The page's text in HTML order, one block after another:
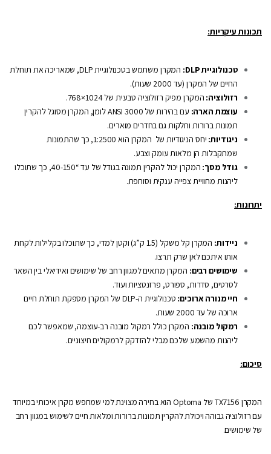
תכונות עיקריות:
טכנולוגיית DLP:
המקרן משתמש בטכנולוגיית DLP, שמאריכה את תוחלת
החיים של המקרן (עד 2000 שעות).
רזולוציה: המקרן מפיק רזולוציה טבעית של 1024×768.
עוצמת הארה:
עם בהירות של 3000 ANSI לומן, המקרן מסוגל להקרין
תמונות ברורות וחלקות גם בחדרים מוארים.
ניגודיות:
יחס הניגודיות של המקרן הוא 1:2500, כך שהתמונות
שמתקבלות הן מלאות עומק וצבע.
גודל מסך:
המקרן יכול להקרין תמונה בגודל של עד “40-150, כך שתוכלו
ליהנות מחוויית צפייה ענקית וסוחפת.
יתרונות:
ניידות:
המקרן קל משקל (1.5 ק”ג) וקטן למדי, כך שתוכלו בקלילות לקחת
אותו איתכם לאן שרק תרצו.
שימושים רבים: המקרן מתאים למגוון רחב של שימושים ואידיאלי בין השאר
לסרטים, סדרות, ספורט, פרזנטציות ועוד.
חיי מנורה ארוכים:
טכנולוגיית ה-DLP של המקרן מספקת תוחלת חיים
ארוכה של עד 2000 שעות.
רמקול מובנה: המקרן כולל רמקול מובנה רב-עוצמה, שמאפשר לכם
ליהנות מהשמע שלכם מבלי להזדקק לרמקולים חיצוניים.
סיכום:
המקרן TX7156 של Optoma הוא בחירה מצוינת למי שמחפש מקרן איכותי במיוחד
עם רזולוציה גבוהה ויכולת להקרין תמונות ברורות ומלאות חיים לשימוש במגוון רחב
של שימושים.